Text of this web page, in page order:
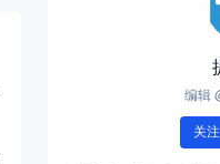
编辑
关注